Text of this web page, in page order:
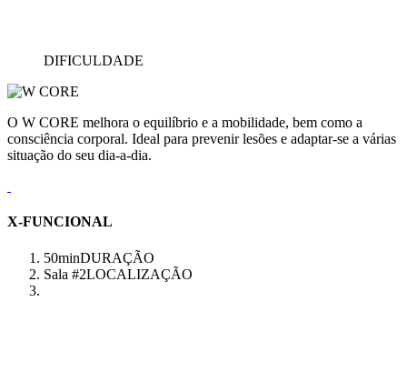
DIFICULDADE
O W CORE melhora o equilíbrio e a mobilidade, bem como a
consciência corporal. Ideal para prevenir lesões e adaptar-se a várias
situação do seu dia-a-dia.
X-FUNCIONAL
50minDURAÇÃO
Sala #2LOCALIZAÇÃO